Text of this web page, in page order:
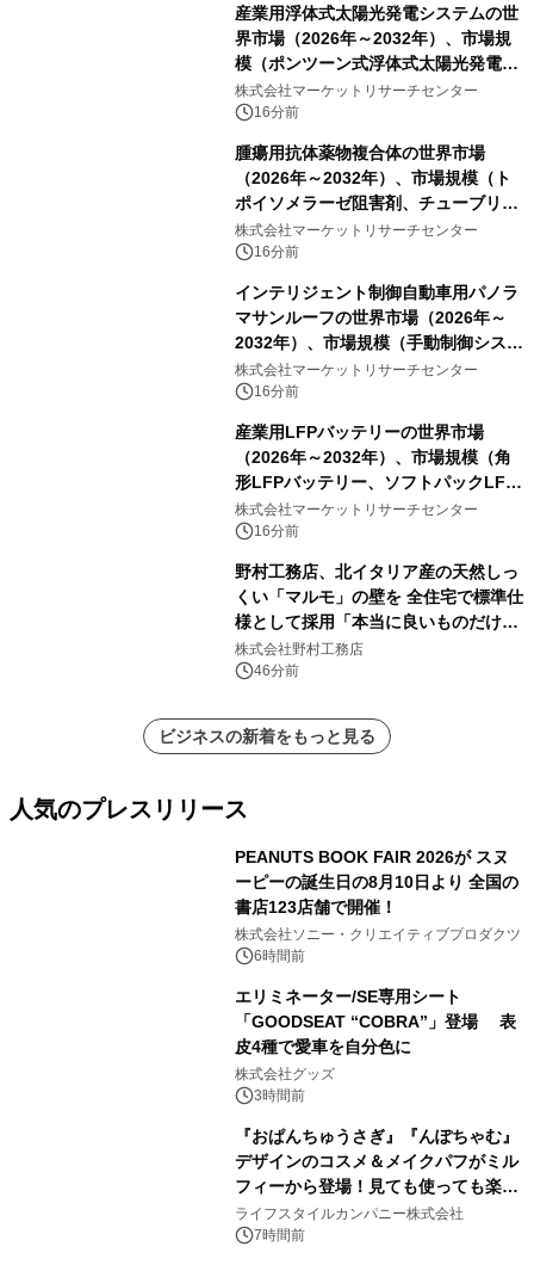
産業用浮体式太陽光発電システムの世
界市場（2026年～2032年）、市場規
模（ポンツーン式浮体式太陽光発電シ
ステム、モジュール式浮体式太陽光発
電システム、係留式浮体式太陽光発電
システム）・分析レポートを発表
株式会社マーケットリサーチセンター
16分前
腫瘍用抗体薬物複合体の世界市場
（2026年～2032年）、市場規模（ト
ポイソメラーゼ阻害剤、チューブリン
阻害剤、DNA損傷薬、その他）・分析
レポートを発表
株式会社マーケットリサーチセンター
16分前
インテリジェント制御自動車用パノラ
マサンルーフの世界市場（2026年～
2032年）、市場規模（手動制御システ
ム、自動ワンタッチ制御システム、セ
ンサーベースのインテリジェント制御
システム）・分析レポートを発表
株式会社マーケットリサーチセンター
16分前
産業用LFPバッテリーの世界市場
（2026年～2032年）、市場規模（角
形LFPバッテリー、ソフトパックLFP
バッテリー、円筒形LFPバッテリ
ー）・分析レポートを発表
株式会社マーケットリサーチセンター
16分前
野村工務店、北イタリア産の天然しっ
くい「マルモ」の壁を 全住宅で標準仕
様として採用「本当に良いものだけに
こだわる」
株式会社野村工務店
46分前
ビジネスの新着をもっと見る
人気のプレスリリース
PEANUTS BOOK FAIR 2026が スヌ
ーピーの誕生日の8月10日より 全国の
書店123店舗で開催！
株式会社ソニー・クリエイティブプロダクツ
6時間前
エリミネーター/SE専用シート
「GOODSEAT “COBRA”」登場 表
皮4種で愛車を自分色に
株式会社グッズ
3時間前
『おぱんちゅうさぎ』『んぽちゃむ』
デザインのコスメ＆メイクパフがミル
フィーから登場！見ても使っても楽し
い、ポップでキュートなコレクショ
ン。
ライフスタイルカンパニー株式会社
7時間前